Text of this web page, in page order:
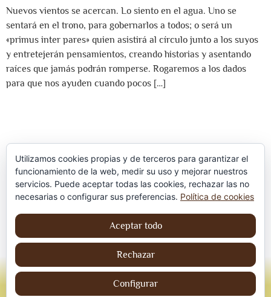
Nuevos vientos se acercan. Lo siento en el agua. Uno se
sentará en el trono, para gobernarlos a todos; o será un
«primus inter pares» quien asistirá al círculo junto a los suyos
y entretejerán pensamientos, creando historias y asentando
raíces que jamás podrán romperse. Rogaremos a los dados
para que nos ayuden cuando pocos […]
Política de privacidad
Aviso Legal
Política de cookies
© Jordi contreraS – Todos los derechos
reservados
Utilizamos cookies propias y de terceros para garantizar el
funcionamiento de la web, medir su uso y mejorar nuestros
servicios. Puede aceptar todas las cookies, rechazar las no
necesarias o configurar sus preferencias. Política de cookies
Aceptar todo
Rechazar
Configurar